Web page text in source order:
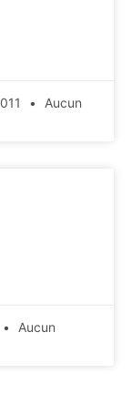
Aucun
Aucun